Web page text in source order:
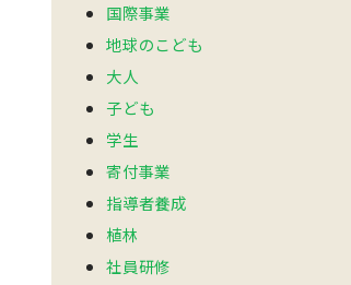
国際事業
地球のこども
大人
子ども
学生
寄付事業
指導者養成
植林
社員研修